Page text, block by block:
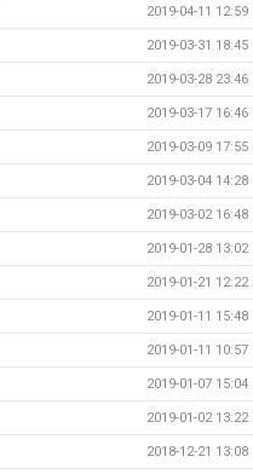
2019-04-11 12:59
2019-03-31 18:45
2019-03-28 23:46
2019-03-17 16:46
2019-03-09 17:55
2019-03-04 14:28
2019-03-02 16:48
2019-01-28 13:02
2019-01-21 12:22
2019-01-11 15:48
2019-01-11 10:57
2019-01-07 15:04
2019-01-02 13:22
2018-12-21 13:08